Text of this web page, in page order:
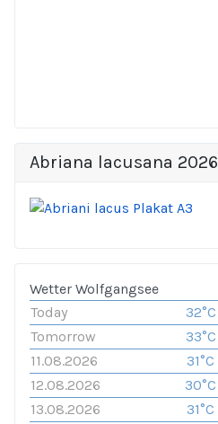
Abriana lacusana 2026
Wetter Wolfgangsee
Today
32°C
Tomorrow
33°C
11.08.2026
31°C
12.08.2026
30°C
13.08.2026
31°C